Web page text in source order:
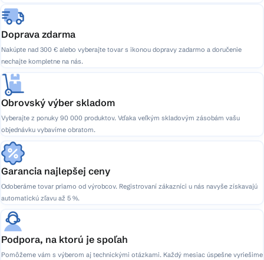
Doprava zdarma
Nakúpte nad 300 € alebo vyberajte tovar s ikonou dopravy zadarmo a doručenie
nechajte kompletne na nás.
Obrovský výber skladom
Vyberajte z ponuky 90 000 produktov. Vďaka veľkým skladovým zásobám vašu
objednávku vybavíme obratom.
Garancia najlepšej ceny
Odoberáme tovar priamo od výrobcov. Registrovaní zákazníci u nás navyše získavajú
automatickú zľavu až 5 %.
Podpora, na ktorú je spoľah
Pomôžeme vám s výberom aj technickými otázkami. Každý mesiac úspešne vyriešime